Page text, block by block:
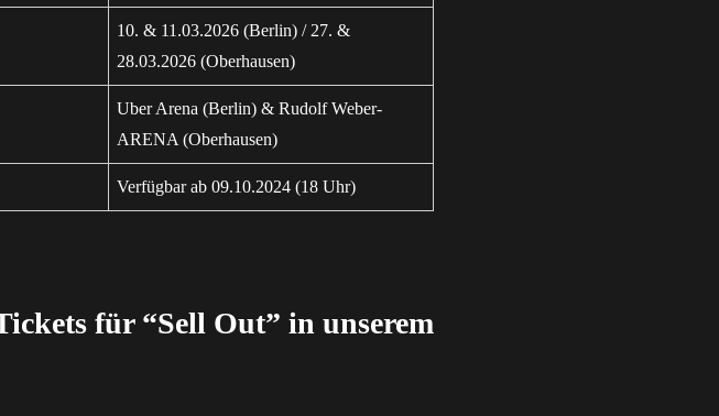
10. & 11.03.2026 (Berlin) / 27. &
28.03.2026 (Oberhausen)
Uber Arena (Berlin) & Rudolf Weber-
ARENA (Oberhausen)
Verfügbar ab 09.10.2024 (18 Uhr)
für “Sell Out” in unserem